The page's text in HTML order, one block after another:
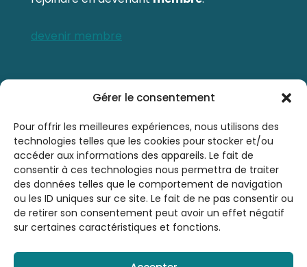
Gérer le consentement
Pour offrir les meilleures expériences, nous utilisons des
technologies telles que les cookies pour stocker et/ou
accéder aux informations des appareils. Le fait de
consentir à ces technologies nous permettra de traiter
des données telles que le comportement de navigation
ou les ID uniques sur ce site. Le fait de ne pas consentir ou
de retirer son consentement peut avoir un effet négatif
sur certaines caractéristiques et fonctions.
devenir membre
Contactez-nous
0476 21 76 46
sbsrinfo@gmail.com